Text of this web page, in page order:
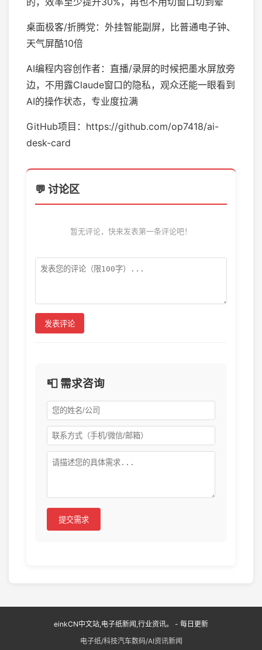
AI Desk Card 跟传统 IoT 设备最大的不同在于16
里面塞 JSON 数据，交互界面完全由 AI 决策，无
需用户配置。
桌面极客/折腾党：外挂智能副屏，比普通电子钟、
天气屏酷10倍
AI编程内容创作者：直播/录屏的时候把墨水屏放旁
边，不用露Claude窗口的隐私，观众还能一眼看到
AI的操作状态，专业度拉满
desk-card